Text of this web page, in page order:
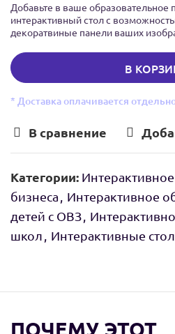
Добавьте в ваше образовательное
интерактивный стол с
декоратвиные панели ваших
В
* Доставка оплачивается
В сравнение
Категории:
бизнеса, Интерактивное
детей с ОВЗ,
школ, Интерактивные